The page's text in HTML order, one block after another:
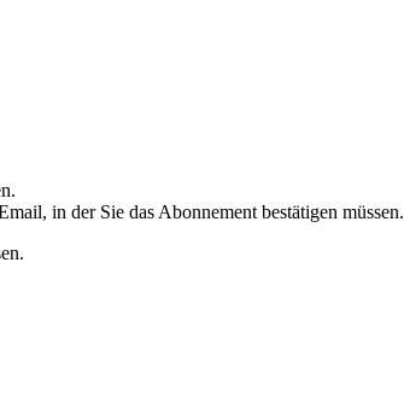
in der Sie das Abonnement bestätigen müssen.